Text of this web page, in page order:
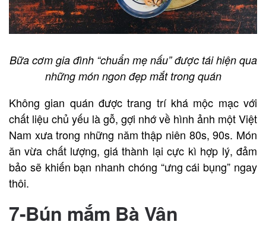
Bữa cơm gia đình “chuẩn mẹ nấu” được tái hiện qua
những món ngon đẹp mắt trong quán
Không gian quán được trang trí khá mộc mạc với
chất liệu chủ yếu là gỗ, gợi nhớ về hình ảnh một Việt
Nam xưa trong những năm thập niên 80s, 90s. Món
ăn vừa chất lượng, giá thành lại cực kì hợp lý, đảm
bảo sẽ khiến bạn nhanh chóng “ưng cái bụng” ngay
thôi.
7-Bún mắm Bà Vân